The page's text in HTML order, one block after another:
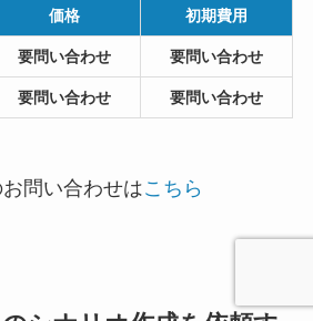
価格 初期費用
要問い合わせ 要問い合わせ
要問い合わせ 要問い合わせ
問い合わせはこちら